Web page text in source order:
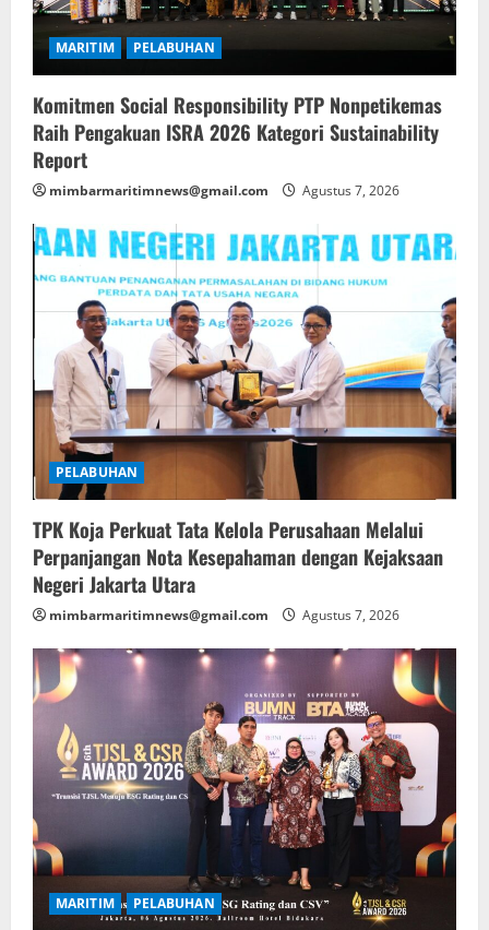
MARITIM PELABUHAN
Komitmen Social Responsibility PTP Nonpetikemas
Raih Pengakuan ISRA 2026 Kategori Sustainability
Report
mimbarmaritimnews@gmail.com Agustus 7, 2026
PELABUHAN
TPK Koja Perkuat Tata Kelola Perusahaan Melalui
Perpanjangan Nota Kesepahaman dengan Kejaksaan
Negeri Jakarta Utara
mimbarmaritimnews@gmail.com Agustus 7, 2026
MARITIM PELABUHAN